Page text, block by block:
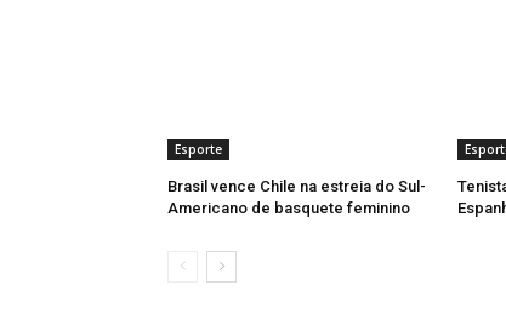
Esporte
Brasil vence Chile na estreia do Sul-
Americano de basquete feminino